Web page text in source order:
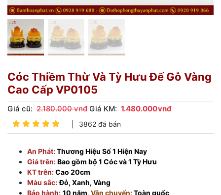
Cóc Thiềm Thừ Và Tỳ Hưu Đế Gỗ Vàng
Cao Cấp VP0105
Giá cũ: 2.180.000 vnđ Giá KM: 1.480.000vnđ
3862 đã bán
An Phát:Thương Hiệu Số 1 Hiện Nay
Giá trên:Bao gồm bộ 1 Cóc và 1 Tỳ Hưu
KT trên:Cao 20cm
Màu sắc: Đỏ, Xanh, Vàng
Bảo hành: 10 năm, Vận chuyển:Toàn quốc